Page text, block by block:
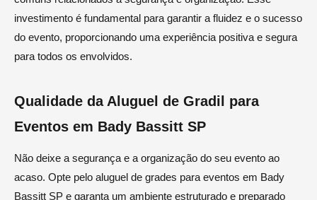
investimento é fundamental para garantir a fluidez e o sucesso
do evento, proporcionando uma experiência positiva e segura
para todos os envolvidos.
Qualidade da Aluguel de Gradil para
Eventos em Bady Bassitt SP
Não deixe a segurança e a organização do seu evento ao
acaso. Opte pelo aluguel de grades para eventos em Bady
Bassitt SP e garanta um ambiente estruturado e preparado